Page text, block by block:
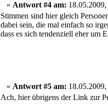
« Antwort #4 am:
Stimmen sind hier gleich
dabei sein, die mal einfach so
dass es sich tendenziell eher um
« Antwort #5 am:
Ach, hier übrigens der Link zur